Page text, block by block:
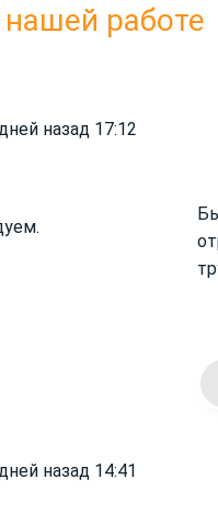
работе
назад 17:12
назад 14:41